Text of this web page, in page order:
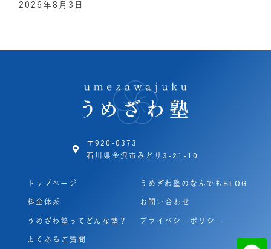
2026年8月3日
〒920-0373
石川県金沢市みどり3-21-10
トップページ
料金体系
うめざわ塾ってどんな塾？
よくあるご質問
うめざわ塾のなんでもBLOG
お問い合わせ
プライバシーポリシー